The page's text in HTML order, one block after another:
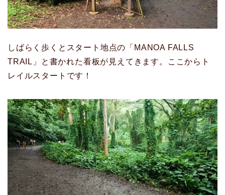
しばらく歩くとスタート地点の「MANOA FALLS
TRAIL」と書かれた看板が見えてきます。ここからト
レイルスタートです！